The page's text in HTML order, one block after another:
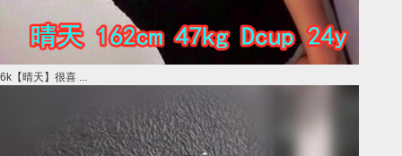
6k【晴天】很喜 ...